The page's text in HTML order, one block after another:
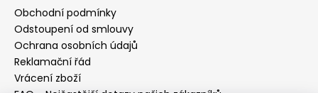
Obchodní podmínky
Odstoupení od smlouvy
Ochrana osobních údajů
Reklamační řád
Vrácení zboží